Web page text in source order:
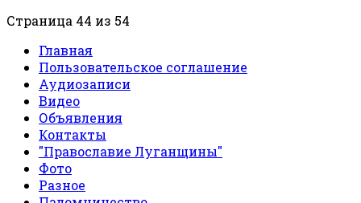
Страница 44 из 54
Главная
Пользовательское соглашение
Аудиозаписи
Видео
Объявления
Контакты
"Православие Луганщины"
Фото
Разное